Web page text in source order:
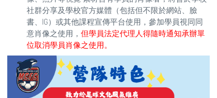
社群分享及學校官方媒體（包括但不限於網站、臉
書、IG）或其他課程宣傳平台使用，參加學員視同同
意肖像之使用， 但學員法定代理人得隨時通知承辦單
位取消學員肖像之使用。